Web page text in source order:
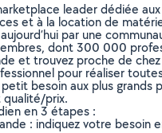
leader dédiée aux
et à la location de
par une
dont 300 000
et trouvez proche de chez
pour réaliser
besoin aux plus grands
qualité/prix.
en 3 étapes :
: indiquez votre besoin